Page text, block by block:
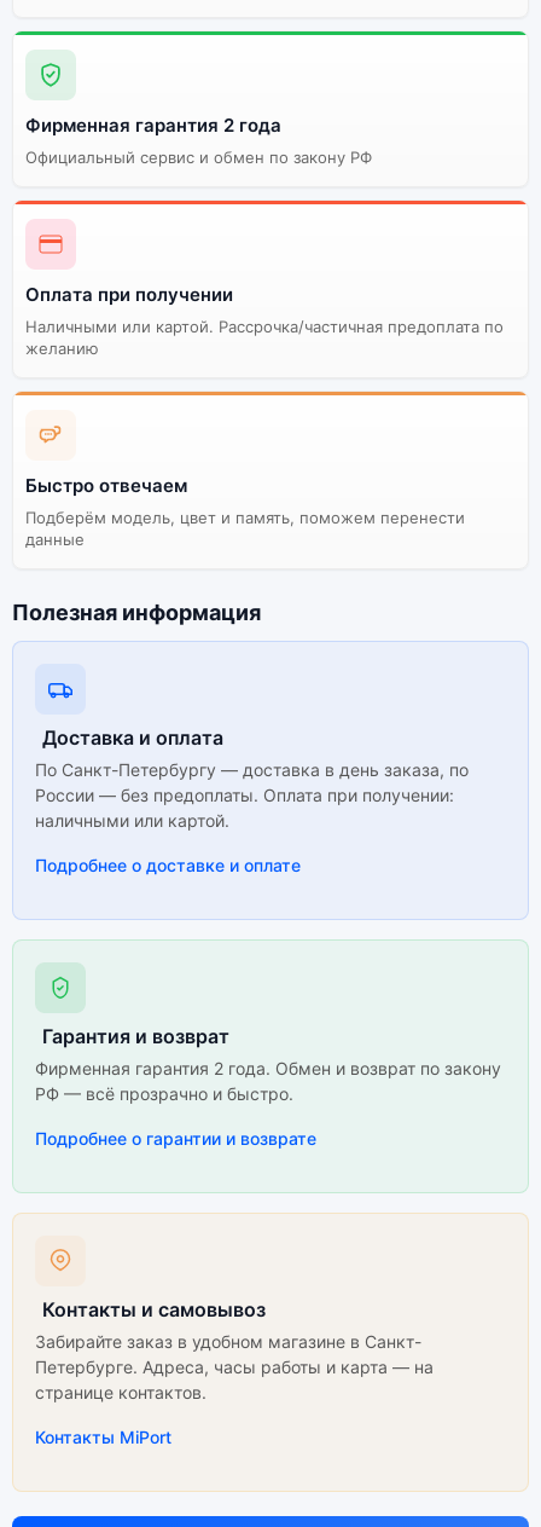
Фирменная гарантия 2 года
Официальный сервис и обмен по закону РФ
Оплата при получении
Наличными или картой. Рассрочка/частичная предоплата по
желанию
Быстро отвечаем
Подберём модель, цвет и память, поможем перенести
данные
Полезная информация
Доставка и оплата
По Санкт-Петербургу — доставка в день заказа, по
России — без предоплаты. Оплата при получении:
наличными или картой.
Подробнее о доставке и оплате
Гарантия и возврат
Фирменная гарантия 2 года. Обмен и возврат по закону
РФ — всё прозрачно и быстро.
Подробнее о гарантии и возврате
Контакты и самовывоз
Забирайте заказ в удобном магазине в Санкт-
Петербурге. Адреса, часы работы и карта — на
странице контактов.
Контакты MiPort